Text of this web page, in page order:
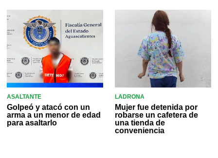
ASALTANTE
Golpeó y atacó con un
arma a un menor de edad
para asaltarlo
LADRONA
Mujer fue detenida por
robarse un cafetera de
una tienda de
conveniencia